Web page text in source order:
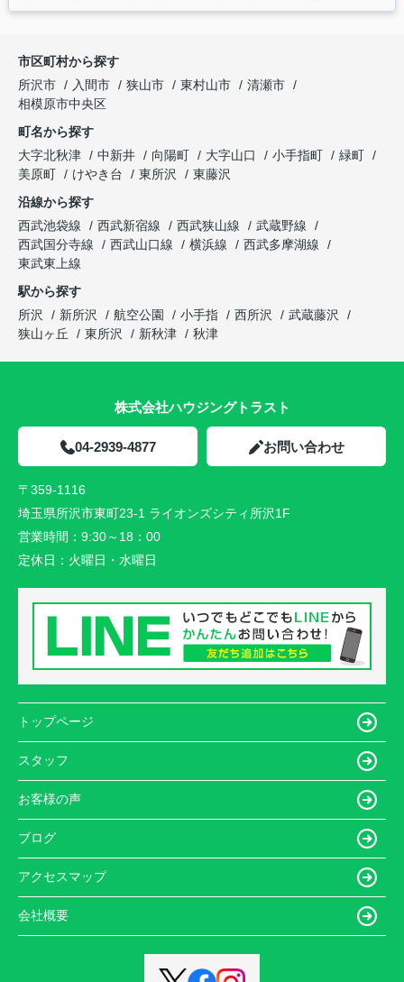
市区町村から探す
所沢市
入間市 狭山市 東村山市
清瀬市
相模原市中央区
町名から探す
大字北秋津
中新井 向陽町 大字山口 小手指町
緑町
美原町
けやき台 東所沢
東藤沢
沿線から探す
西武池袋線
西武新宿線 西武狭山線
武蔵野線
西武国分寺線
西武山口線 横浜線
西武多摩湖線
東武東上線
駅から探す
所沢
新所沢 航空公園 小手指 西所沢
武蔵藤沢
狭山ヶ丘
東所沢 新秋津 秋津
株式会社ハウジングトラスト
04-2939-4877 お問い合わせ
〒359-1116
埼玉県所沢市東町23-1 ライオンズシティ所沢1F
営業時間： 9:30～18：00
定休日： 火曜日・水曜日
トップページ
スタッフ
お客様の声
ブログ
アクセスマップ
会社概要